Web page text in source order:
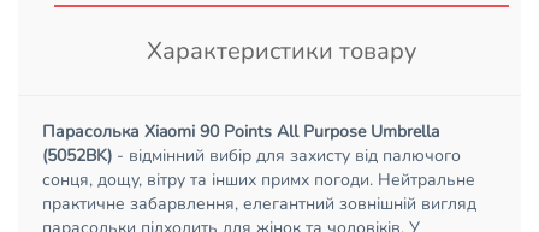
Характеристики товару
Парасолька Xiaomi 90 Points All Purpose Umbrella
(5052BK) - відмінний вибір для захисту від палючого
сонця, дощу, вітру та інших примх погоди. Нейтральне
практичне забарвлення, елегантний зовнішній вигляд